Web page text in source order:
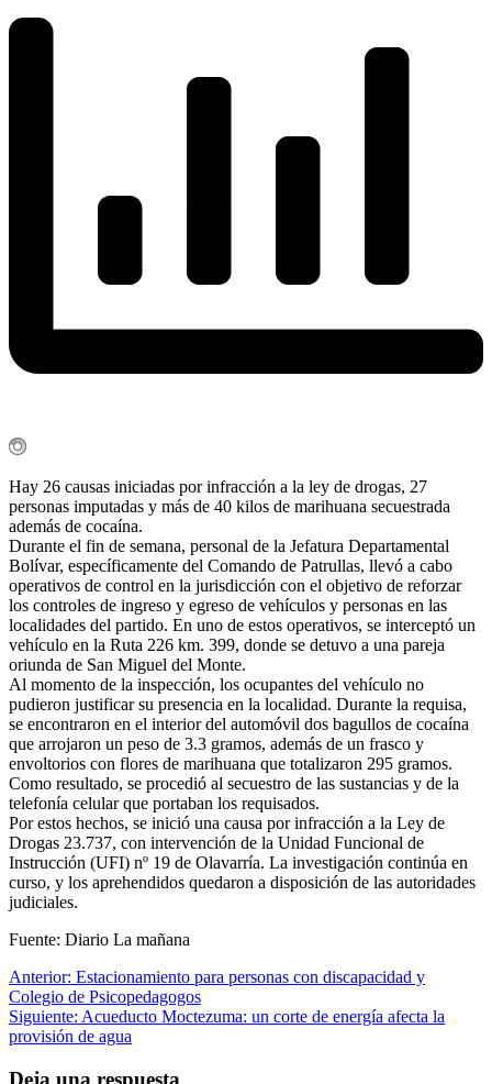
Hay 26 causas iniciadas por infracción a la ley de drogas, 27
personas imputadas y más de 40 kilos de marihuana secuestrada
además de cocaína.
Durante el fin de semana, personal de la Jefatura Departamental
Bolívar, específicamente del Comando de Patrullas, llevó a cabo
operativos de control en la jurisdicción con el objetivo de reforzar
los controles de ingreso y egreso de vehículos y personas en las
localidades del partido. En uno de estos operativos, se interceptó un
vehículo en la Ruta 226 km. 399, donde se detuvo a una pareja
oriunda de San Miguel del Monte.
Al momento de la inspección, los ocupantes del vehículo no
pudieron justificar su presencia en la localidad. Durante la requisa,
se encontraron en el interior del automóvil dos bagullos de cocaína
que arrojaron un peso de 3.3 gramos, además de un frasco y
envoltorios con flores de marihuana que totalizaron 295 gramos.
Como resultado, se procedió al secuestro de las sustancias y de la
telefonía celular que portaban los requisados.
Por estos hechos, se inició una causa por infracción a la Ley de
Drogas 23.737, con intervención de la Unidad Funcional de
Instrucción (UFI) nº 19 de Olavarría. La investigación continúa en
curso, y los aprehendidos quedaron a disposición de las autoridades
judiciales.
Fuente: Diario La mañana
Navegación
de
entradas
Anterior: Estacionamiento para personas con discapacidad y
Colegio de Psicopedagogos
Siguiente: Acueducto Moctezuma: un corte de energía afecta la
provisión de agua
Deja una respuesta